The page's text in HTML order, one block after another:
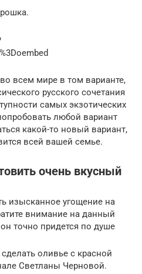
всем мире в том варианте,
русского сочетания
самых экзотических
любой вариант
какой-то новый вариант,
всей вашей семье.
очень вкусный
изысканное угощение на
внимание на данный
точно придется по душе
оливье с красной
Светланы Черновой.